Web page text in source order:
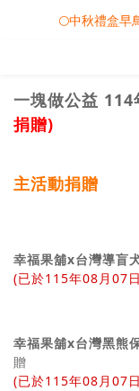
🎀08/01-09/
🌕中秋禮盒早
❤️雙雙對
🎀08/01-09/
一塊做公益
捐贈)
主活動捐贈
幸福果舖x台灣導盲
(已於115年08月07
幸福果舖x台灣黑熊
贈
(已於115年08月07